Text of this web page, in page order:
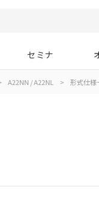
セミナ
A22NN / A22NL > 形式仕様